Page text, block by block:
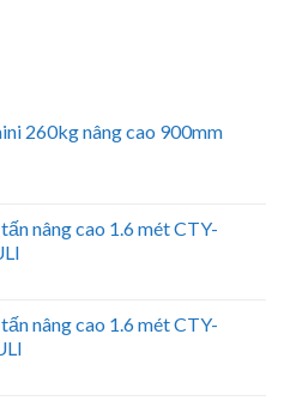
260kg nâng cao 900mm
nâng cao 1.6 mét CTY-
nâng cao 1.6 mét CTY-